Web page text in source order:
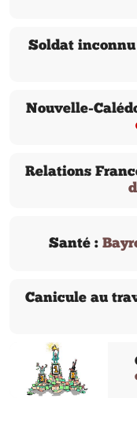
Soldat inconnu
Nouvelle-
Relations
Santé :
Canicule au